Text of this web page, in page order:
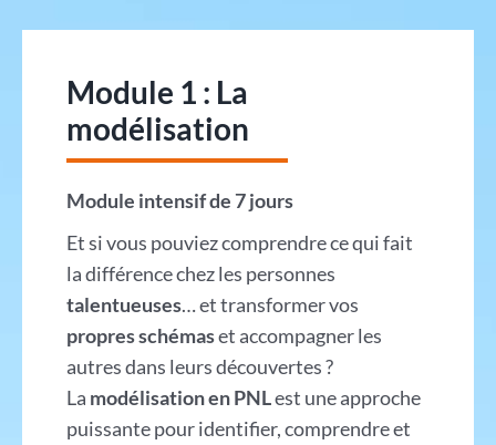
Module 1 : La
modélisation
Module intensif de 7 jours
Et si vous pouviez comprendre ce qui fait
la différence chez les personnes
talentueuses… et transformer vos
propres schémaset accompagner les
autres dans leurs découvertes ?
La modélisation en PNLest une approche
puissante pour identifier, comprendre et